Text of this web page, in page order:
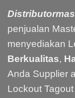
penjualan
menyediakan
Berkualitas,
Anda Supplier
Lockout